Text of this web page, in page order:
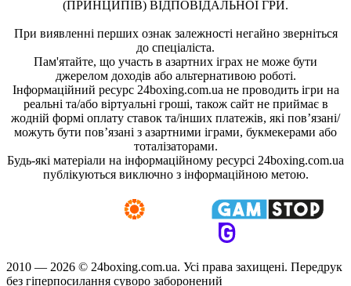
(ПРИНЦИПІВ) ВІДПОВІДАЛЬНОЇ ГРИ.
При виявленні перших ознак залежності негайно зверніться
до спеціаліста.
Пам'ятайте, що участь в азартних іграх не може бути
джерелом доходів або альтернативою роботі.
Інформаційний ресурс 24boxing.com.ua не проводить ігри на
реальні та/або віртуальні гроші, також сайт не приймає в
жодній формі оплату ставок та/інших платежів, які пов’язані/
можуть бути пов’язані з азартними іграми, букмекерами або
тоталізаторами.
Будь-які матеріали на інформаційному ресурсі 24boxing.com.ua
публікуються виключно з інформаційною метою.
2010 — 2026 © 24boxing.com.ua. Усi права захищенi. Передрук
без гіперпосилання суворо заборонений